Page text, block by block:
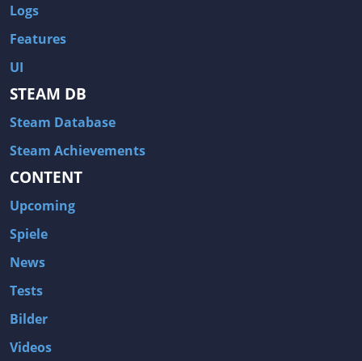
Logs
Features
UI
STEAM DB
Steam Database
Steam Achievements
CONTENT
Upcoming
Spiele
News
Tests
Bilder
Videos